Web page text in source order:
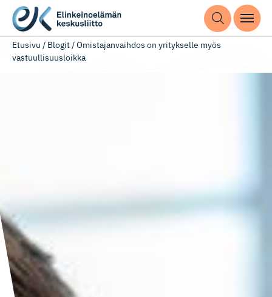
Etusivu / Blogit/Omistajanvaihdos on yritykselle myös
vastuullisuusloikka